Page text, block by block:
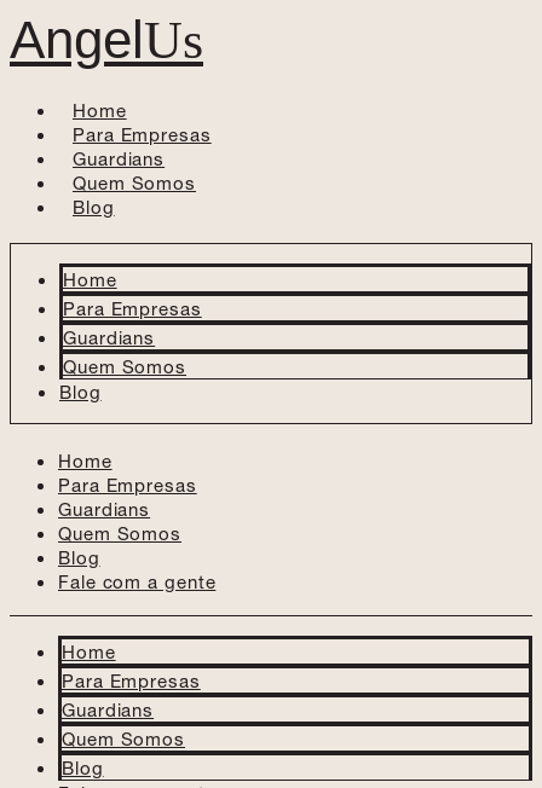
AngelUs
Home
Para Empresas
Guardians
Quem Somos
Blog
Home
Para Empresas
Guardians
Quem Somos
Blog
Home
Para Empresas
Guardians
Quem Somos
Blog
Fale com a gente
Home
Para Empresas
Guardians
Quem Somos
Blog